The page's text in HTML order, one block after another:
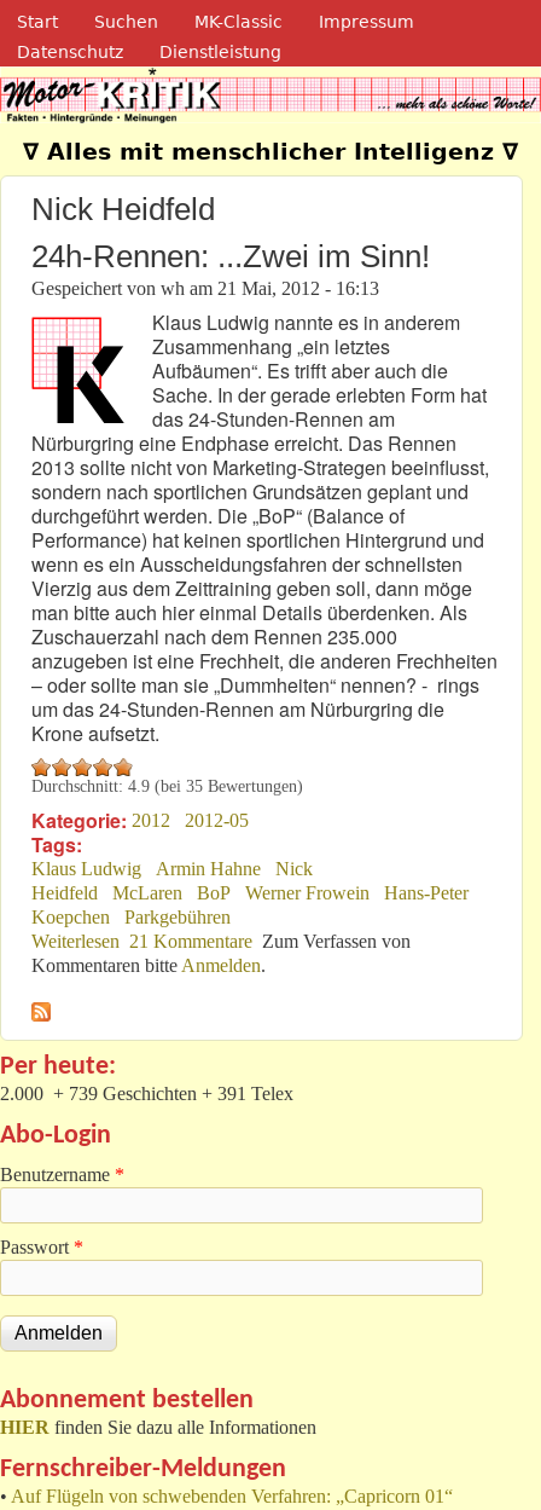
Direkt zum Inhalt
Navigation
Start Suchen MK-Classic
Impressum
Datenschutz
Dienstleistung
Motor-Kritik.de
∇ Alles mit menschlicher Intelligenz ∇
Nick Heidfeld
24h-Rennen: ...Zwei im Sinn!
Gespeichert von wh am 21 Mai, 2012 - 16:13
Klaus Ludwig nannte es in anderem
Zusammenhang „ein letztes
Aufbäumen“. Es trifft aber auch die
Sache. In der gerade erlebten Form hat
das 24-Stunden-Rennen am
Nürburgring eine Endphase erreicht. Das Rennen
2013 sollte nicht von Marketing-Strategen beeinflusst,
sondern nach sportlichen Grundsätzen geplant und
durchgeführt werden. Die „BoP“ (Balance of
Performance) hat keinen sportlichen Hintergrund und
wenn es ein Ausscheidungsfahren der schnellsten
Vierzig aus dem Zeittraining geben soll, dann möge
man bitte auch hier einmal Details überdenken. Als
Zuschauerzahl nach dem Rennen 235.000
anzugeben ist eine Frechheit, die anderen Frechheiten
– oder sollte man sie „Dummheiten“ nennen? - rings
um das 24-Stunden-Rennen am Nürburgring die
Krone aufsetzt.
Durchschnitt: 4.9 (bei 35 Bewertungen)
Kategorie: 2012 2012-05
Tags:
Klaus Ludwig Armin Hahne
Nick
Heidfeld
McLaren BoP Werner Frowein
Hans-Peter
Koepchen
Parkgebühren
Weiterlesen über 24h-Rennen: ...Zwei im Sinn!
21 Kommentare Zum Verfassen von
Kommentaren bitte Anmelden.
Per heute:
2.000 + 739 Geschichten + 391 Telex
Abo-Login
Benutzername *
Passwort *
Abonnement bestellen
HIER finden Sie dazu alle Informationen
Fernschreiber-Meldungen
• Auf Flügeln von schwebenden Verfahren: „Capricorn 01“